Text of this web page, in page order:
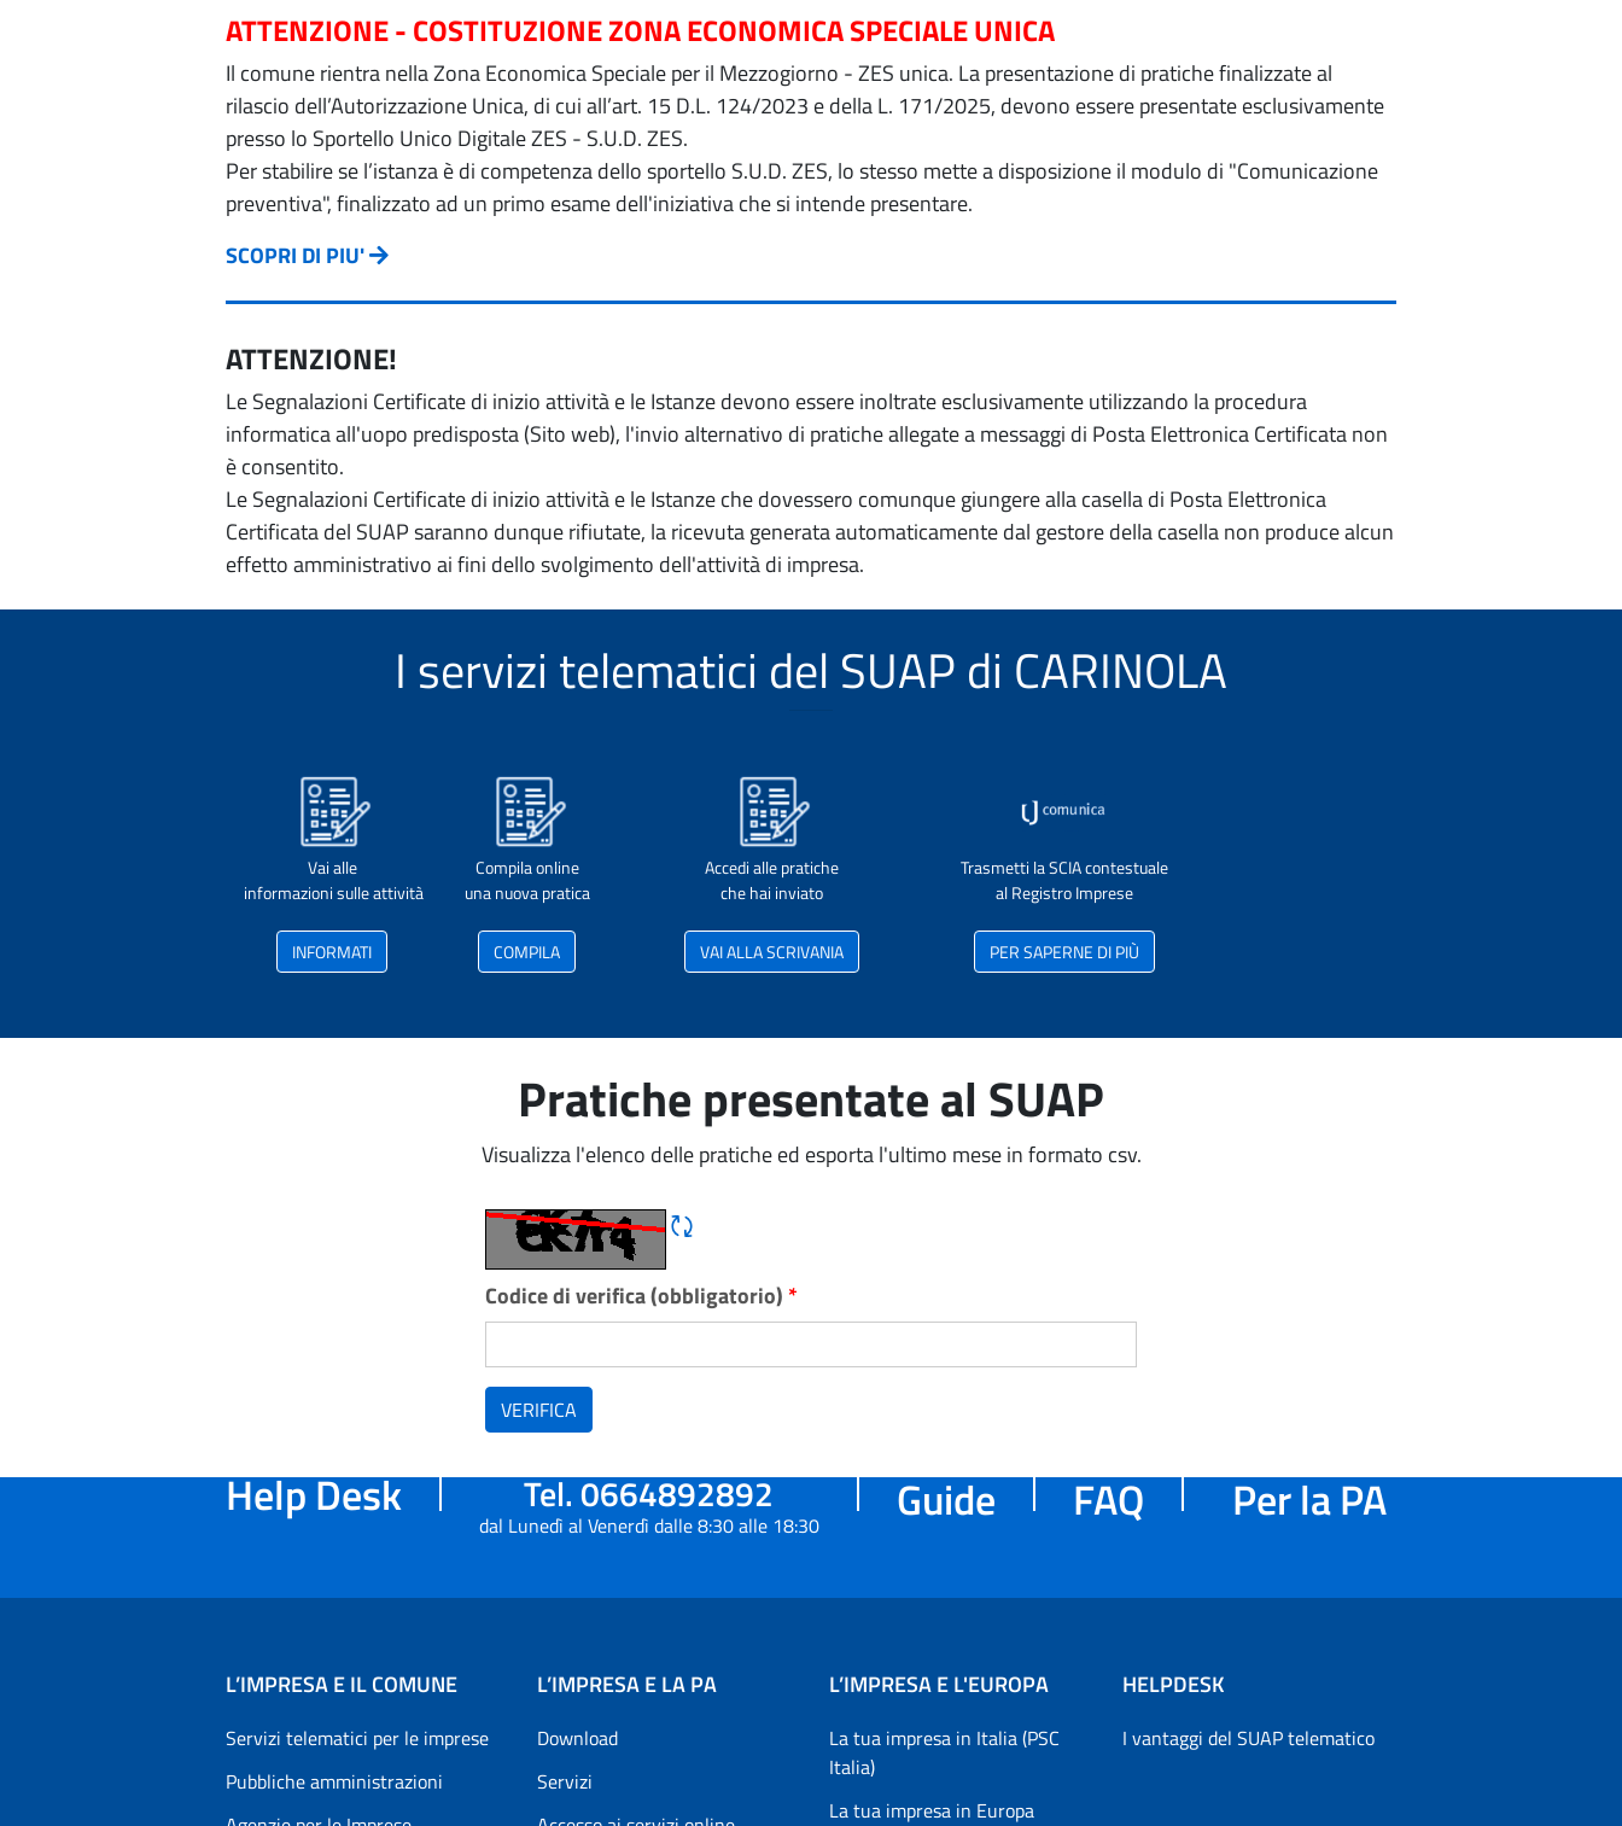
ATTENZIONE - COSTITUZIONE ZONA ECONOMICA SPECIALE UNICA
Il comune rientra nella Zona Economica Speciale per il Mezzogiorno - ZES unica. La presentazione di pratiche finalizzate al
rilascio dell’Autorizzazione Unica, di cui all’art. 15 D.L. 124/2023 e della L. 171/2025, devono essere presentate esclusivamente
presso lo Sportello Unico Digitale ZES - S.U.D. ZES.
Per stabilire se l’istanza è di competenza dello sportello S.U.D. ZES, lo stesso mette a disposizione il modulo di "Comunicazione
preventiva", finalizzato ad un primo esame dell'iniziativa che si intende presentare.
SCOPRI DI PIU'
ATTENZIONE!
Le Segnalazioni Certificate di inizio attività e le Istanze devono essere inoltrate esclusivamente utilizzando la procedura
informatica all'uopo predisposta (Sito web), l'invio alternativo di pratiche allegate a messaggi di Posta Elettronica Certificata non
è consentito.
Le Segnalazioni Certificate di inizio attività e le Istanze che dovessero comunque giungere alla casella di Posta Elettronica
Certificata del SUAP saranno dunque rifiutate, la ricevuta generata automaticamente dal gestore della casella non produce alcun
effetto amministrativo ai fini dello svolgimento dell'attività di impresa.
I servizi telematici del SUAP di CARINOLA
Vai alle
informazioni sulle attività
INFORMATI
Compila online
una nuova pratica
COMPILA
Accedi alle pratiche
che hai inviato
VAI ALLA SCRIVANIA
Trasmetti la SCIA contestuale
al Registro Imprese
PER SAPERNE DI PIÙ
Pratiche presentate al SUAP
Visualizza l'elenco delle pratiche ed esporta l'ultimo mese in formato csv.
Rigene CAPTCHA
Codice di verifica (obbligatorio) *
VERIFICA
Help Desk Tel. 0664892892
dal Lunedì al Venerdì dalle 8:30 alle 18:30 Guide FAQ Per la PA
L’IMPRESA E IL COMUNE
Servizi telematici per le imprese
Pubbliche amministrazioni
L’IMPRESA E LA PA
Download
Servizi
L’IMPRESA E L'EUROPA
La tua impresa in Italia (PSC
Italia)
La tua impresa in Europa
HELPDESK
I vantaggi del SUAP telematico